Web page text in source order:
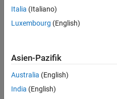
Italia (Italiano)
Luxembourg (English)
Asien-Pazifik
Australia (English)
India (English)